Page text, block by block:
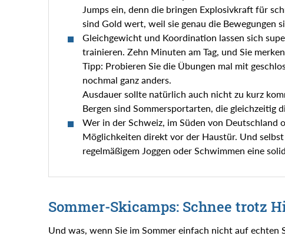
Jumps ein, denn die bringen Explosivkraft für
sind Gold wert, weil sie genau die Bewegungen
Gleichgewicht und Koordination lassen sich
trainieren. Zehn Minuten am Tag, und Sie
Tipp: Probieren Sie die Übungen mal mit
nochmal ganz anders.
Ausdauer sollte natürlich auch nicht zu kurz
Bergen sind Sommersportarten, die gleichzeitig
Wer in der Schweiz, im Süden von
Möglichkeiten direkt vor der Haustür. Und
regelmäßigem Joggen oder Schwimmen eine
Sommer-Skicamps: Schnee trotz
Und was, wenn Sie im Sommer einfach nicht auf echten